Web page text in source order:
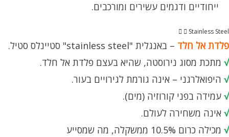
ייחודיים ודגמים עשירים ומורכבים.
Stainless Steel
פלדת אל חלד – באנגלית "stainless steel" סטיינלס סטיל.
√ מתכת מסוג נירוסטה, שהיא בעצם פלדת אל חלד.
√ היפואלרגני – אינה גורמת לגירויים בעור.
√ עמידה בפני קורוזיה (מים).
√ אינה משחירה לעולם.
√ מכילה כרום 10.5% ממשקלה, מה שמסייע